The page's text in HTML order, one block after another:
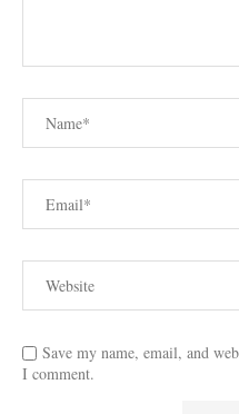
Save my name, email, and
I comment.